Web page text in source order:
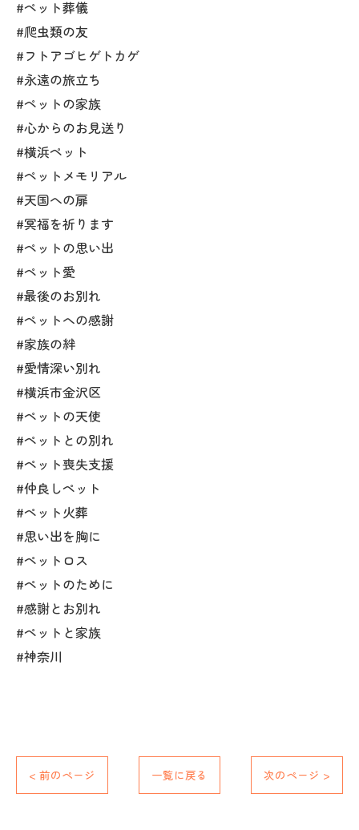
#ペット葬儀
#爬虫類の友
#フトアゴヒゲトカゲ
#永遠の旅立ち
#ペットの家族
#心からのお見送り
#横浜ペット
#ペットメモリアル
#天国への扉
#冥福を祈ります
#ペットの思い出
#ペット愛
#最後のお別れ
#ペットへの感謝
#家族の絆
#愛情深い別れ
#横浜市金沢区
#ペットの天使
#ペットとの別れ
#ペット喪失支援
#仲良しペット
#ペット火葬
#思い出を胸に
#ペットロス
#ペットのために
#感謝とお別れ
#ペットと家族
#神奈川
< 前のページ 一覧に戻る 次のページ >